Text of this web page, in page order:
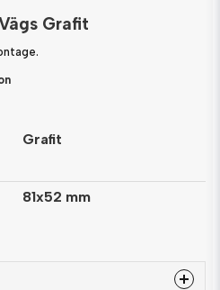
Grafit
Grafit
81x52 mm